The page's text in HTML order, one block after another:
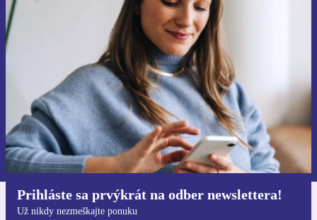
Prihláste sa prvýkrát na odber newslettera!
Už nikdy nezmeškajte ponuku
Prihláste sa prvýkrát na newsletter!
Už nikdy nezmeškajte ponuku.
Zaregistrovať sa
Informácie o používaní osobných údajov nájdete v našich
Zásadách ochrany osobných údajov.
Získajte aplikáciu refurbed